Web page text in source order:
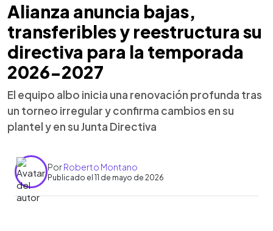
Alianza anuncia bajas,
transferibles y reestructura su
directiva para la temporada
2026-2027
El equipo albo inicia una renovación profunda tras
un torneo irregular y confirma cambios en su
plantel y en su Junta Directiva
PorRoberto Montano
Publicado el 11 de mayo de 2026